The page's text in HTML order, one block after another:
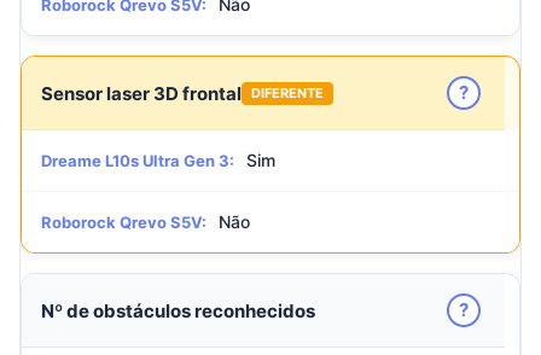
Roborock Qrevo S5V: Não
Sensor laser 3D frontal DIFERENTE ?
Dreame L10s Ultra Gen 3: Sim
Roborock Qrevo S5V: Não
Nº de obstáculos reconhecidos ?